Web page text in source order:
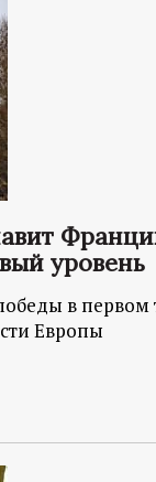
уровень
в первом
Европы